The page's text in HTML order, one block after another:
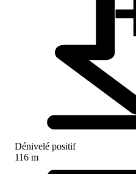
Dénivelé positif
116 m